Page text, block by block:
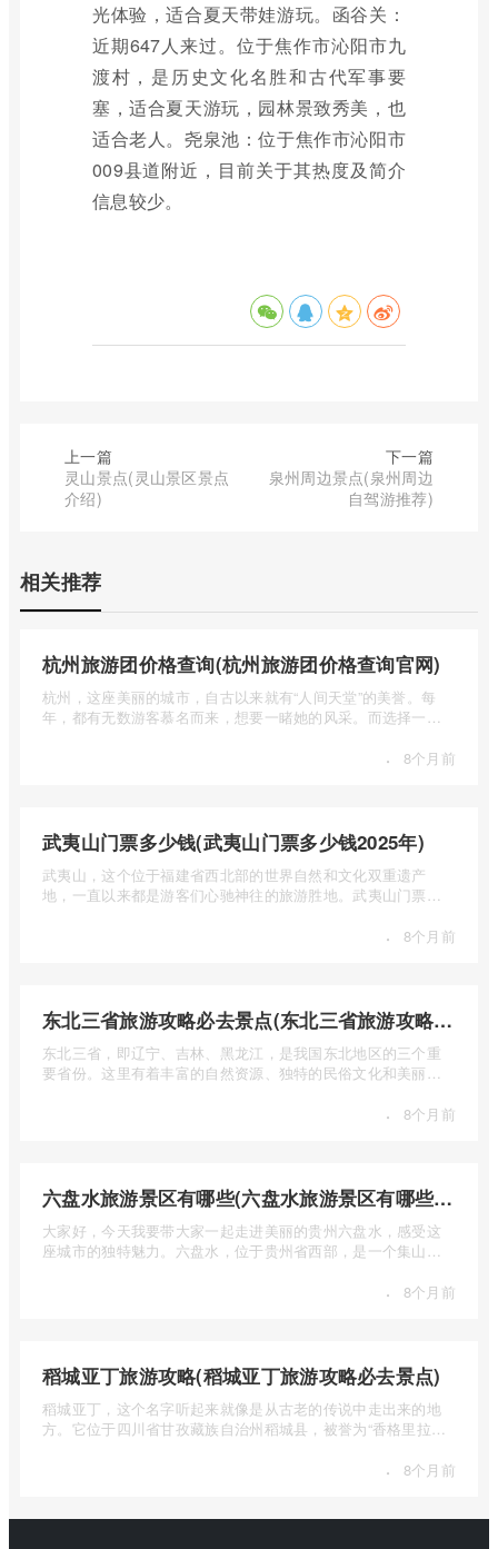
光体验，适合夏天带娃游玩。函谷关：
近期647人来过。位于焦作市沁阳市九
渡村，是历史文化名胜和古代军事要
塞，适合夏天游玩，园林景致秀美，也
适合老人。尧泉池：位于焦作市沁阳市
009县道附近，目前关于其热度及简介
信息较少。
上一篇
灵山景点(灵山景区景点
介绍)
下一篇
泉州周边景点(泉州周边
自驾游推荐)
相关推荐
杭州旅游团价格查询(杭州旅游团价格查询官网)
杭州，这座美丽的城市，自古以来就有“人间天堂”的美誉。每
年，都有无数游客慕名而来，想要一睹她的风采。而选择一个
· 8个月前
武夷山门票多少钱(武夷山门票多少钱2025年)
武夷山，这个位于福建省西北部的世界自然和文化双重遗产
地，一直以来都是游客们心驰神往的旅游胜地。武夷山门票多
· 8个月前
东北三省旅游攻略必去景点(东北三省旅游攻略必去景点视频介绍)
东北三省，即辽宁、吉林、黑龙江，是我国东北地区的三个重
要省份。这里有着丰富的自然资源、独特的民俗文化和美丽的
· 8个月前
六盘水旅游景区有哪些(六盘水旅游景区有哪些景点值得去)
大家好，今天我要带大家一起走进美丽的贵州六盘水，感受这
座城市的独特魅力。六盘水，位于贵州省西部，是一个集山水
· 8个月前
稻城亚丁旅游攻略(稻城亚丁旅游攻略必去景点)
稻城亚丁，这个名字听起来就像是从古老的传说中走出来的地
方。它位于四川省甘孜藏族自治州稻城县，被誉为“香格里拉的
· 8个月前